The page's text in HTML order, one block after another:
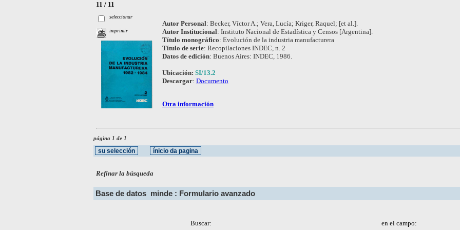
11 / 11
seleccionar
imprimir
Autor Personal: Becker, Víctor A.; Vera, Lucía; Kriger, Raquel; [et al.].
Autor Institucional: Instituto Nacional de Estadística y Censos [Argentina].
Título monográfico: Evolución de la industria manufacturera
Título de serie: Recopilaciones INDEC, n. 2
Datos de edición: Buenos Aires: INDEC, 1986.
Ubicación: SI/13.2
Descargar: Documento
Otra información
página 1 de 1
Refinar la búsqueda
Base de datos minde : Formulario avanzado
Buscar:
en el campo: